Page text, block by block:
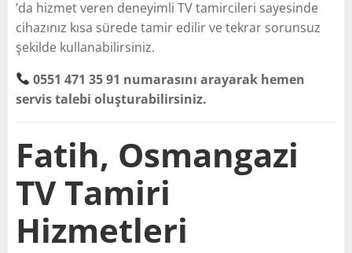
’da hizmet veren deneyimli TV tamircileri sayesinde
cihazınız kısa sürede tamir edilir ve tekrar sorunsuz
şekilde kullanabilirsiniz.
0551 471 35 91 numarasını arayarak hemen
servis talebi oluşturabilirsiniz.
Fatih, Osmangazi
TV Tamiri
Hizmetleri